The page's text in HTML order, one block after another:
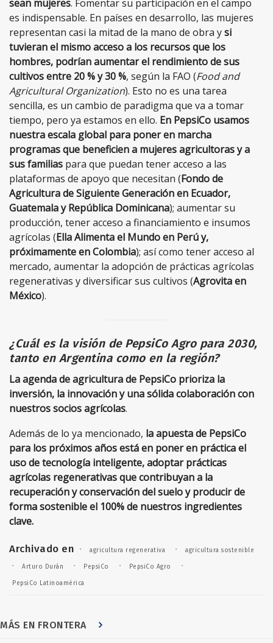
sean mujeres. Fomentar su participación en el campo
es indispensable. En países en desarrollo, las mujeres
representan casi la mitad de la mano de obra ysi
tuvieran el mismo acceso a los recursos que los
hombres, podrían aumentar el rendimiento de sus
cultivos entre 20 % y 30 %, según la FAO (Food and
Agricultural Organization). Esto no es una tarea
sencilla, es un cambio de paradigma que va a tomar
tiempo, pero ya estamos en ello. En PepsiCo usamos
nuestra escala global para poner en marcha
programas que beneficien a mujeres agricultoras y a
sus familias para que puedan tener acceso a las
plataformas de apoyo que necesitan (Fondo de
Agricultura de Siguiente Generación en Ecuador,
Guatemala y República Dominicana); aumentar su
producción, tener acceso a financiamiento e insumos
agrícolas (Ella Alimenta el Mundo en Perú y,
próximamente en Colombia); así como tener acceso al
mercado, aumentar la adopción de prácticas agrícolas
regenerativas y diversificar sus cultivos (Agrovita en
México).
¿Cuál es la visión de PepsiCo Agro para 2030,
tanto en Argentina como en la región?
La agenda de agricultura de PepsiCo prioriza la
inversión, la innovación y una sólida colaboración con
nuestros socios agrícolas.
Además de lo ya mencionado, la apuesta de PepsiCo
para los próximos años está en poner en práctica el
uso de tecnología inteligente, adoptar prácticas
agrícolas regenerativas que contribuyan a la
recuperación y conservación del suelo y producir de
forma sostenible el 100% de nuestros ingredientes
clave.
Archivado en · agricultura regenerativa · agricultura sostenible
· Arturo Durán · PepsiCo · PepsiCo Agro ·
PepsiCo Latinoamérica
MÁS EN FRONTERA